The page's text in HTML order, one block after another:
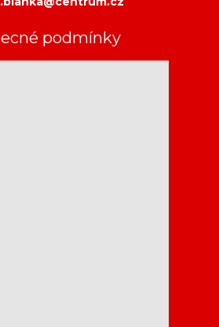
podmínky